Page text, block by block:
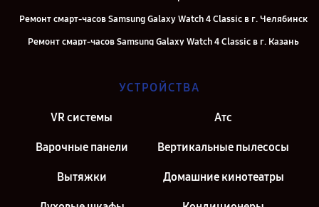
Ремонт смарт-часов Samsung Galaxy Watch 4 Classic в г. Челябинск
Ремонт смарт-часов Samsung Galaxy Watch 4 Classic в г. Казань
Ремонт смарт-часов Samsung Galaxy Watch 4 Classic в г. Санкт-
УСТРОЙСТВА
VR системы Атс
Варочные панели Вертикальные пылесосы
Вытяжки Домашние кинотеатры